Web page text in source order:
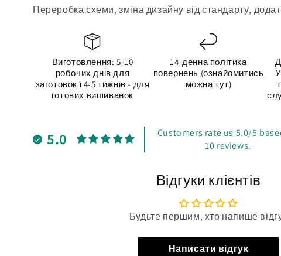
Переробка схеми, зміна дизайну від стандарту,
Виготовлення: 5-10
робочих днів для
заготовок і 4-5 тижнів - для
готових вишиванок
14-денна політика
повернень (ознайомитись
можна тут)
5.0
Customers rate us 5.0/5
10 reviews.
Відгуки клієнтів
Будьте першим, хто напише
Написати відгук